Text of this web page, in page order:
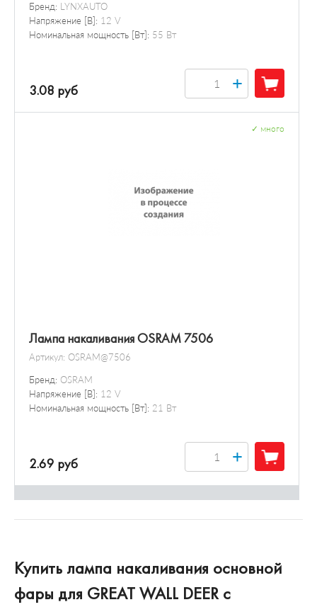
Бренд: LYNXAUTO
Напряжение [В]: 12 V
Номинальная мощность [Вт]: 55 Вт
3.08 руб +
Лампа накаливания OSRAM 7506
Артикул: OSRAM@7506
Бренд: OSRAM
Напряжение [В]: 12 V
Номинальная мощность [Вт]: 21 Вт
много
2.69 руб +
Купить лампа накаливания основной
фары для GREAT WALL DEER c